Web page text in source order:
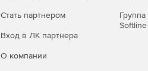
Стать партнером
Вход в ЛК партнера
О компании
Softline